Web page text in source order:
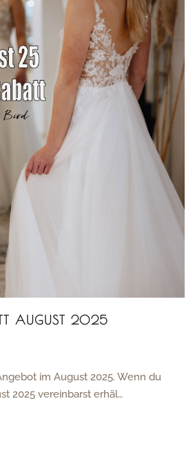
AUGUST 2025
im August 2025. Wenn du
2025 vereinbarst erhäl…